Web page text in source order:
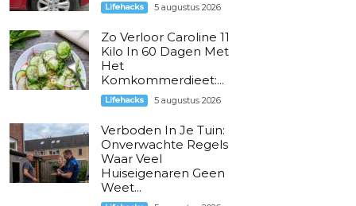
Lifehacks 5 augustus 2026
Zo Verloor Caroline 11
Kilo In 60 Dagen Met
Het
Komkommerdieet:...
Lifehacks 5 augustus 2026
Verboden In Je Tuin:
Onverwachte Regels
Waar Veel
Huiseigenaren Geen
Weet...